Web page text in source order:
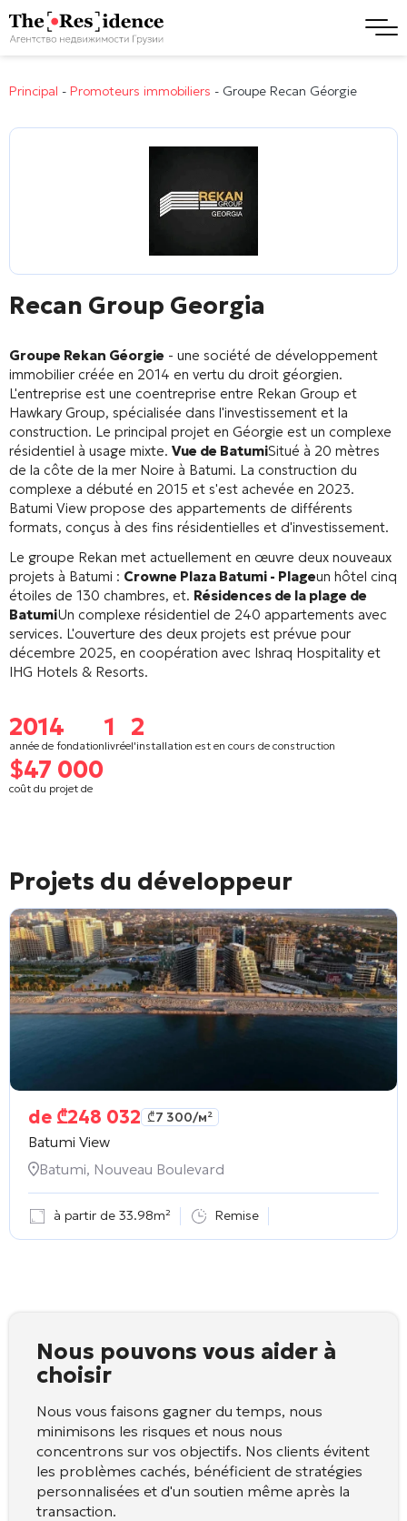
Principal - Promoteurs immobiliers - Groupe Recan Géorgie
Recan Group Georgia
Groupe Rekan Géorgie - une société de développement
immobilier créée en 2014 en vertu du droit géorgien.
L'entreprise est une coentreprise entre Rekan Group et
Hawkary Group, spécialisée dans l'investissement et la
construction. Le principal projet en Géorgie est un complexe
résidentiel à usage mixte. Vue de BatumiSitué à 20 mètres
de la côte de la mer Noire à Batumi. La construction du
complexe a débuté en 2015 et s'est achevée en 2023.
Batumi View propose des appartements de différents
formats, conçus à des fins résidentielles et d'investissement.
Le groupe Rekan met actuellement en œuvre deux nouveaux
projets à Batumi : Crowne Plaza Batumi - Plageun hôtel cinq
étoiles de 130 chambres, et. Résidences de la plage de
BatumiUn complexe résidentiel de 240 appartements avec
services. L'ouverture des deux projets est prévue pour
décembre 2025, en coopération avec Ishraq Hospitality et
IHG Hotels & Resorts.
2014
année de fondation
1
livrée
2
l'installation est en cours de construction
$47 000
coût du projet de
Projets du développeur
de ₾248 032 ₾7 300/м²
Batumi View
Batumi, Nouveau Boulevard
à partir de 33.98m² Remise
Nous pouvons vous aider à
choisir
Nous vous faisons gagner du temps, nous
minimisons les risques et nous nous
concentrons sur vos objectifs. Nos clients évitent
les problèmes cachés, bénéficient de stratégies
personnalisées et d'un soutien même après la
transaction.